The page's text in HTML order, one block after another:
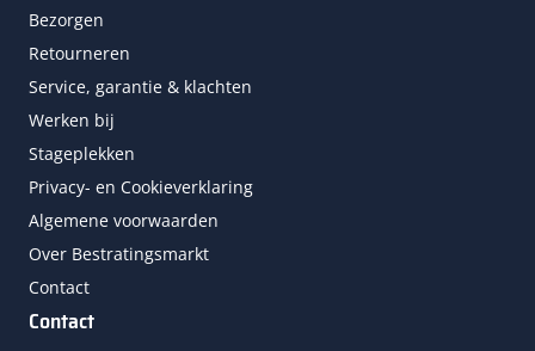
Bezorgen
Retourneren
Service, garantie & klachten
Werken bij
Stageplekken
Privacy- en Cookieverklaring
Algemene voorwaarden
Over Bestratingsmarkt
Contact
Contact